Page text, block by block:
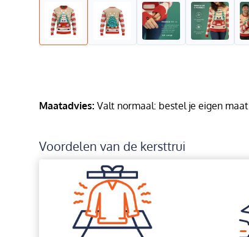
Maatadvies: Valt normaal: bestel je eigen maat
Voordelen van de kersttrui